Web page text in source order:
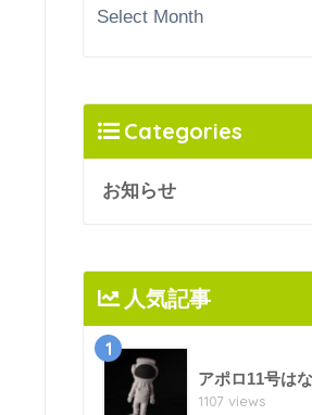
Categories
お知らせ
人気記事
1
アポロ11号は
1107 views